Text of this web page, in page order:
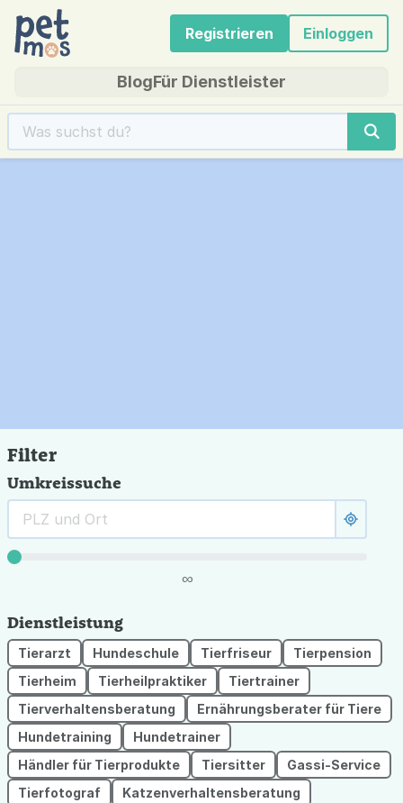
Registrieren Einloggen
BlogFür Dienstleister
Filter
Umkreissuche
∞
Dienstleistung
Tierarzt Hundeschule Tierfriseur
Tierpension
Tierheim
Tierheilpraktiker
Tiertrainer
Tierverhaltensberatung
Ernährungsberater für Tiere
Hundetraining
Hundetrainer
Händler für Tierprodukte
Tiersitter
Gassi-Service
Tierfotograf
Katzenverhaltensberatung